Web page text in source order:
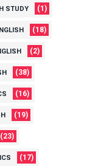
STUDY (1)
(18)
(2)
(38)
(16)
(19)
(23)
(17)